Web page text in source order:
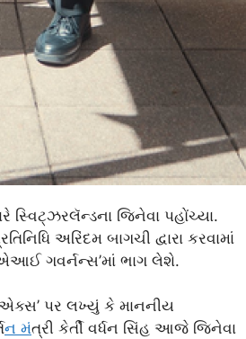
સ્વિટ્ઝરલૅન્ડના જિનેવા પહોંચ્યા.
અરિંદમ બાગચી દ્વારા કરવામાં
ગવર્નન્સ’માં ભાગ લેશે.
‘એક્‍સ’ પર લખ્યું કે માનનીય
તન મંત્રી કેર્તી વર્ધન સિંહ આજે જિનેવા